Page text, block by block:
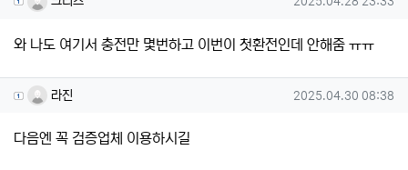
와 나도 여기서 충전만 몇번하고 이번이 첫환전인데 안해줌 ㅠㅠ
라진님의 댓글
라진 작성일
2025.04.30 08:38
다음엔 꼭 검증업체 이용하시길